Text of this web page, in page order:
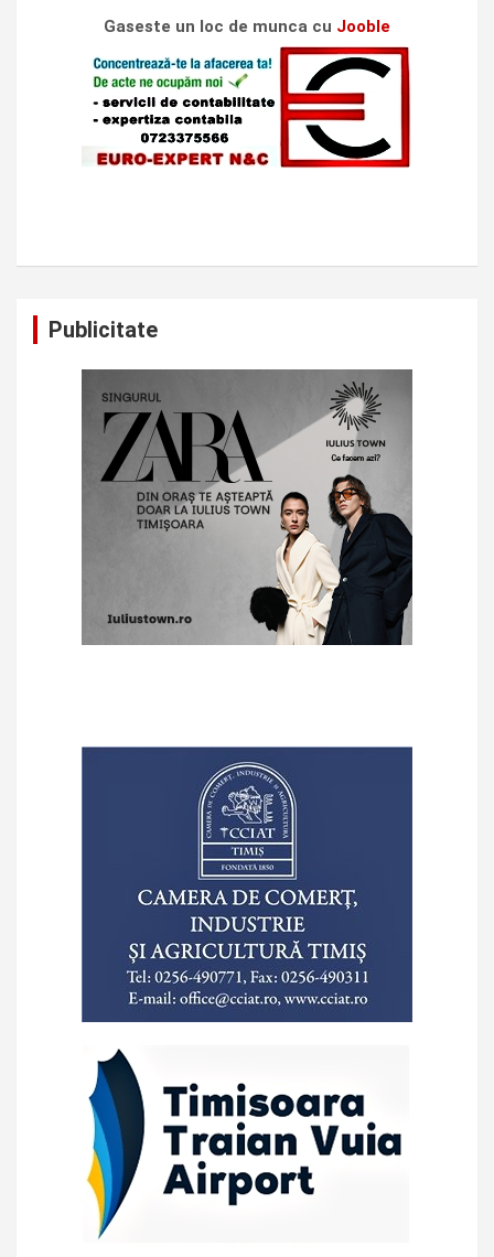
Gaseste un loc de munca cu Jooble
Publicitate